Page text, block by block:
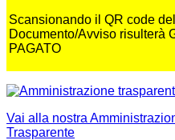
Scansionando il QR code del
Documento/Avviso risulterà
PAGATO
Vai alla nostra
Trasparente